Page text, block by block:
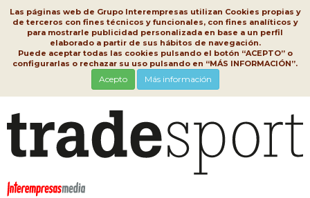
Las páginas web de Grupo Interempresas utilizan Cookies propias y
de terceros con fines técnicos y funcionales, con fines analíticos y
para mostrarle publicidad personalizada en base a un perfil
elaborado a partir de sus hábitos de navegación.
Puede aceptar todas las cookies pulsando el botón “ACEPTO” o
configurarlas o rechazar su uso pulsando en “MÁS INFORMACIÓN”.
Acepto Más información